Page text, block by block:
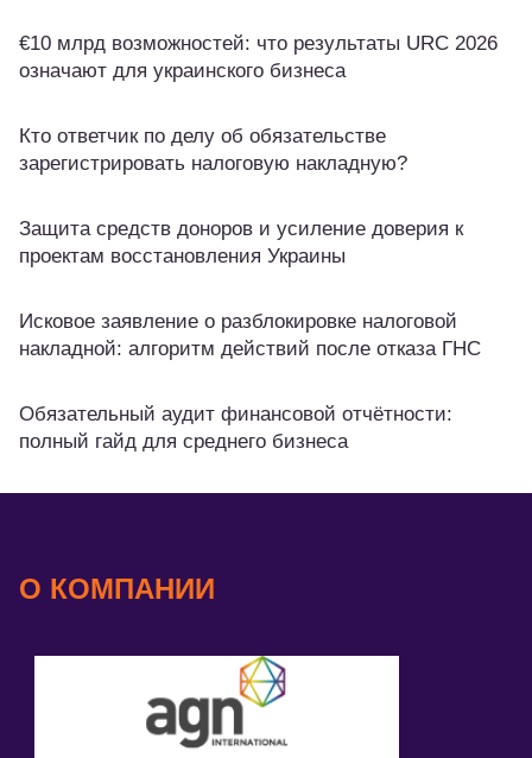
€10 млрд возможностей: что результаты URC 2026
означают для украинского бизнеса
Кто ответчик по делу об обязательстве
зарегистрировать налоговую накладную?
Защита средств доноров и усиление доверия к
проектам восстановления Украины
Исковое заявление о разблокировке налоговой
накладной: алгоритм действий после отказа ГНС
Обязательный аудит финансовой отчётности:
полный гайд для среднего бизнеса
О КОМПАНИИ